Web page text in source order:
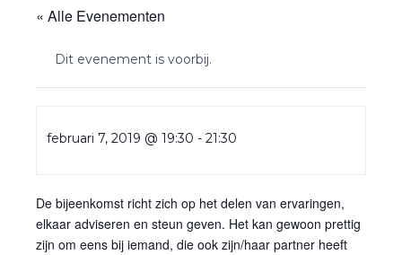
« Alle Evenementen
Dit evenement is voorbij.
februari 7, 2019 @ 19:30 -21:30
De bijeenkomst richt zich op het delen van ervaringen,
elkaar adviseren en steun geven. Het kan gewoon prettig
zijn om eens bij iemand, die ook zijn/haar partner heeft